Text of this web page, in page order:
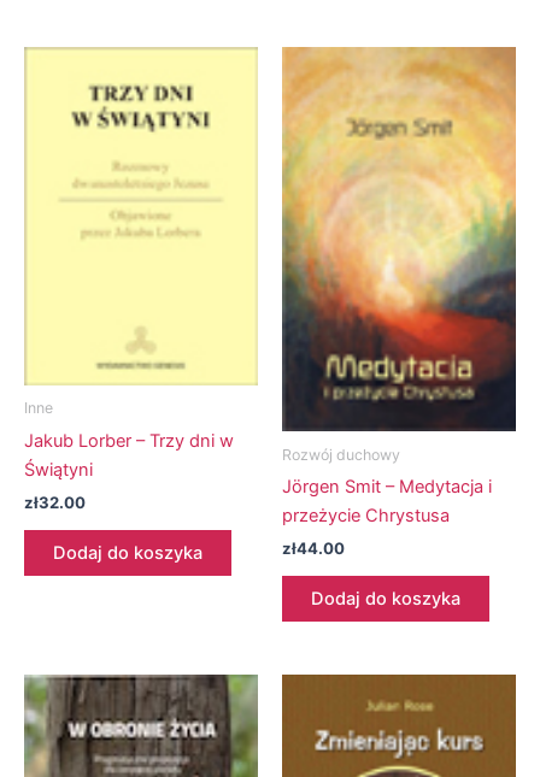
Inne
Jakub Lorber – Trzy dni w
Świątyni
zł32.00
Dodaj do koszyka
Rozwój duchowy
Jörgen Smit – Medytacja i
przeżycie Chrystusa
zł44.00
Dodaj do koszyka